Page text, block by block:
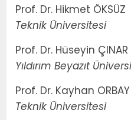
Prof. Dr.
Teknik Üniversitesi
Prof. Dr.
Yıldırım Beyazıt
Prof. Dr.
Teknik Üniversitesi